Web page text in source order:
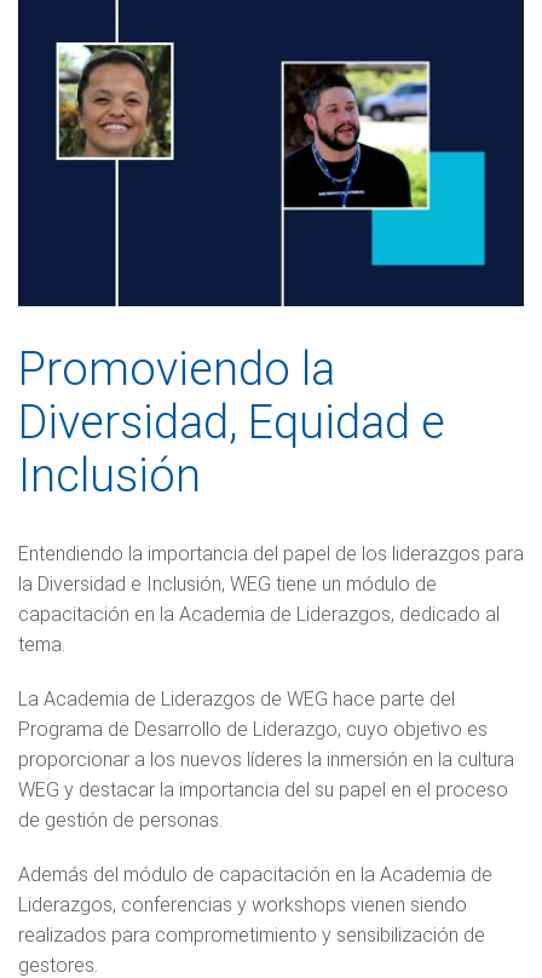
Promoviendo la
Diversidad, Equidad e
Inclusión
Entendiendo la importancia del papel de los liderazgos para
la Diversidad e Inclusión, WEG tiene un módulo de
capacitación en la Academia de Liderazgos, dedicado al
tema.
La Academia de Liderazgos de WEG hace parte del
Programa de Desarrollo de Liderazgo, cuyo objetivo es
proporcionar a los nuevos líderes la inmersión en la cultura
WEG y destacar la importancia del su papel en el proceso
de gestión de personas.
Además del módulo de capacitación en la Academia de
Liderazgos, conferencias y workshops vienen siendo
realizados para comprometimiento y sensibilización de
gestores.